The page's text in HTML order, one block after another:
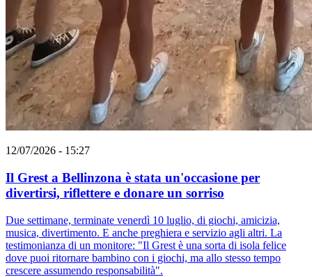
12/07/2026 - 15:27
Il Grest a Bellinzona è stata un'occasione per
divertirsi, riflettere e donare un sorriso
Due settimane, terminate venerdì 10 luglio, di giochi, amicizia,
musica, divertimento. E anche preghiera e servizio agli altri. La
testimonianza di un monitore: "Il Grest è una sorta di isola felice
dove puoi ritornare bambino con i giochi, ma allo stesso tempo
crescere assumendo responsabilità".